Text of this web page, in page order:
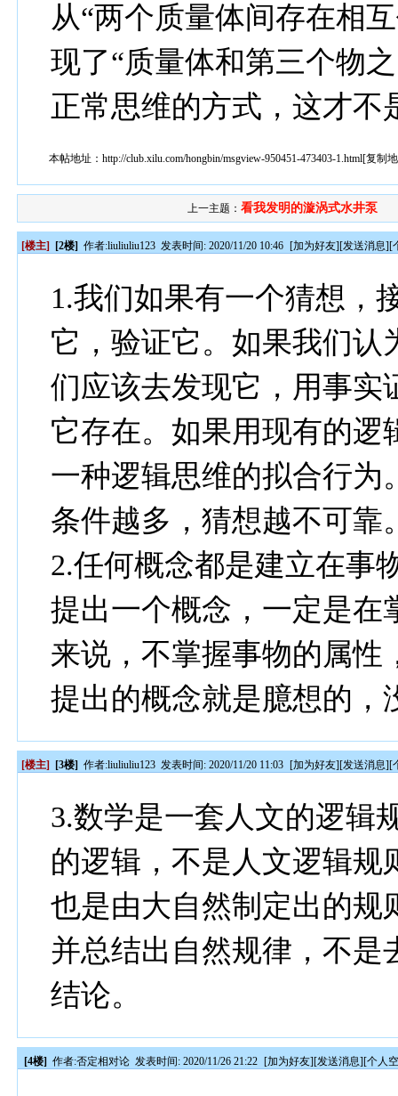
从“两个质量体间存在相
现了“质量体和第三个物
正常思维的方式，这才不
本帖地址：http://club.xilu.com/hongbin/msgview-950451-473403-1.html[复制
上一主题： 看我发明的漩涡式水井泵
[楼主] [2楼] 作者:liuliuliu123 发表时间: 2020/11/20 10:46 [加为好友][发送消息][
1.我们如果有一个猜想，
它，验证它。如果我们认
们应该去发现它，用事实
它存在。如果用现有的逻
一种逻辑思维的拟合行为
条件越多，猜想越不可靠
2.任何概念都是建立在事
提出一个概念，一定是在
来说，不掌握事物的属性
提出的概念就是臆想的，
[楼主] [3楼] 作者:liuliuliu123 发表时间: 2020/11/20 11:03 [加为好友][发送消息][
3.数学是一套人文的逻辑
的逻辑，不是人文逻辑规
也是由大自然制定出的规
并总结出自然规律，不是
结论。
[4楼] 作者:否定相对论 发表时间: 2020/11/26 21:22 [加为好友][发送消息][个人